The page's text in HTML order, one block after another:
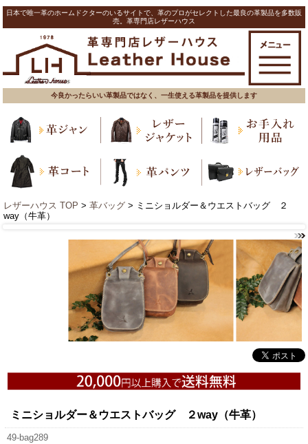
日本で唯一革のホームドクターのいるサイトで、革のプロがセレクトした最良の革製品を多数販
売。革専門店レザーハウス
今良かったらいい革製品ではなく、一生使える革製品を提供します
レザーハウス TOP > 革バッグ > ミニショルダー＆ウエストバッグ ２
way（牛革）
ミニショルダー＆ウエストバッグ ２way（牛革）
49-bag289